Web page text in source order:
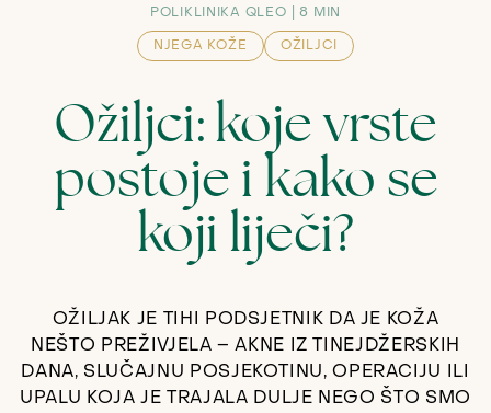
POLIKLINIKA QLEO
8 MIN
NJEGA KOŽE
OŽILJCI
Ožiljci: koje vrste
postoje i kako se
koji liječi?
OŽILJAK JE TIHI PODSJETNIK DA JE KOŽA
NEŠTO PREŽIVJELA – AKNE IZ TINEJDŽERSKIH
DANA, SLUČAJNU POSJEKOTINU, OPERACIJU ILI
UPALU KOJA JE TRAJALA DULJE NEGO ŠTO SMO